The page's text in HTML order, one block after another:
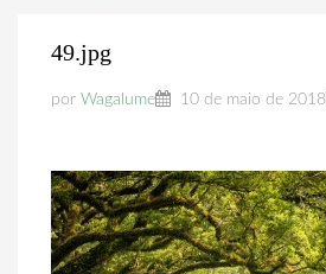
49.jpg
por Wagalume 10 de maio de 2018